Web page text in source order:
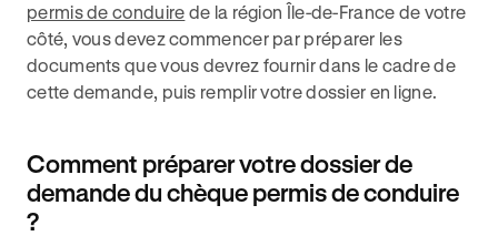
permis de conduire de la région Île-de-France de votre
côté, vous devez commencer par préparer les
documents que vous devrez fournir dans le cadre de
cette demande, puis remplir votre dossier en ligne.
Comment préparer votre dossier de
demande du chèque permis de conduire
?